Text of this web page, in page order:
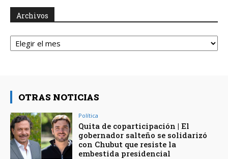
Archivos
Archivos
OTRAS NOTICIAS
Política
Quita de coparticipación | El
gobernador salteño se solidarizó
con Chubut que resiste la
embestida presidencial